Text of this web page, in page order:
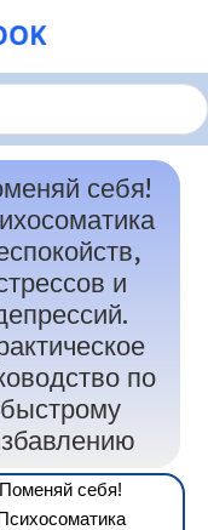
Психосоматики
себя!
и
по
быстрому
Поменяй себя!